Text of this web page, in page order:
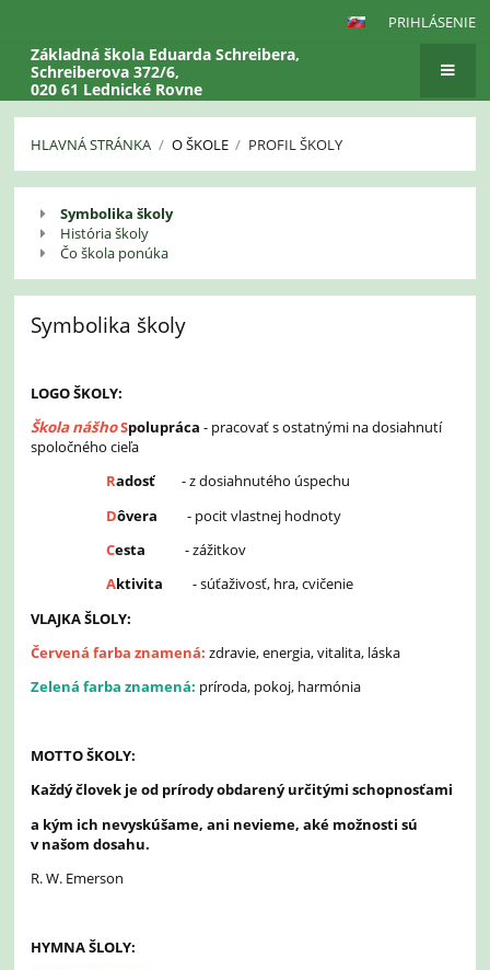
PRIHLÁSENIE
Základná škola Eduarda Schreibera,
Schreiberova 372/6,
020 61 Lednické Rovne
HLAVNÁ STRÁNKA / O ŠKOLE / PROFIL ŠKOLY
Profil
školySymbolika školy
História školy
Čo škola ponúka
Symbolika školy
LOGO ŠKOLY:
Škola nášhoSpolupráca - pracovať s ostatnými na dosiahnutí
spoločného cieľa
Radosť- z dosiahnutého úspechu
Dôvera - pocit vlastnej hodnoty
Cesta - zážitkov
Aktivita- súťaživosť, hra, cvičenie
VLAJKA ŠLOLY:
Červená farba znamená: zdravie, energia, vitalita, láska
Zelená farba znamená: príroda, pokoj, harmónia
MOTTO ŠKOLY:
Každý človek je od prírody obdarený určitými schopnosťami
a kým ich nevyskúšame, ani nevieme, aké možnosti sú
v našom dosahu.
R. W. Emerson
HYMNA ŠLOLY: